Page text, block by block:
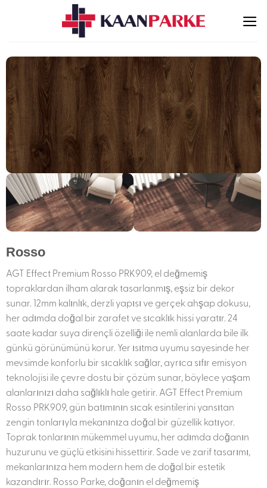
Rosso
AGT Effect Premium Rosso PRK909, el değmemiş
topraklardan ilham alarak tasarlanmış, eşsiz bir dekor
sunar. 12mm kalınlık, derzli yapısı ve gerçek ahşap dokusu,
her adımda doğal bir zarafet ve sıcaklık hissi yaratır. 24
saate kadar suya dirençli özelliği ile nemli alanlarda bile ilk
günkü görünümünü korur. Yer ısıtma uyumu sayesinde her
mevsimde konforlu bir sıcaklık sağlar, ayrıca sıfır emisyon
teknolojisi ile çevre dostu bir çözüm sunar, böylece yaşam
alanlarınızı daha sağlıklı hale getirir. AGT Effect Premium
Rosso PRK909, gün batımının sıcak esintilerini yansıtan
zengin tonlarıyla mekanınıza doğal bir güzellik katıyor.
Toprak tonlarının mükemmel uyumu, her adımda doğanın
huzurunu ve güçlü etkisini hissettirir. Sade ve zarif tasarımı,
mekanlarınıza hem modern hem de doğal bir estetik
kazandırır. Rosso Parke, doğanın el değmemiş